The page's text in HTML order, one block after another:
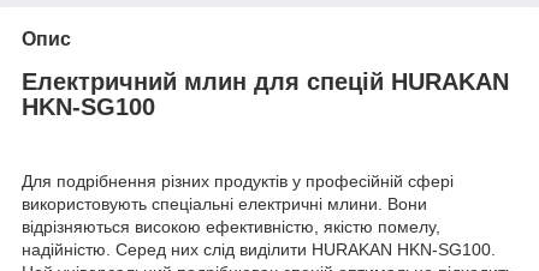
Опис
Електричний млин для спецій HURAKAN
HKN-SG100
Для подрібнення різних продуктів у професійній сфері
використовують спеціальні електричні млини. Вони
відрізняються високою ефективністю, якістю помелу,
надійністю. Серед них слід виділити HURAKAN HKN-SG100.